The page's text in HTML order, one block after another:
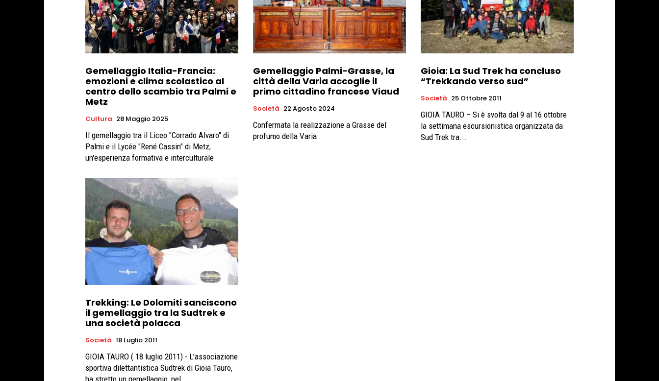
Gemellaggio Italia-Francia:
emozioni e clima scolastico al
centro dello scambio tra Palmi e
Metz
Cultura 28 Maggio 2025
Il gemellaggio tra il Liceo "Corrado Alvaro" di
Palmi e il Lycée "René Cassin" di Metz,
un'esperienza formativa e interculturale
Gemellaggio Palmi-Grasse, la
città della Varia accoglie il
primo cittadino francese Viaud
Società 22 Agosto 2024
Confermata la realizzazione a Grasse del
profumo della Varia
Gioia: La Sud Trek ha concluso
“Trekkando verso sud”
Società 25 Ottobre 2011
GIOIA TAURO – Si è svolta dal 9 al 16 ottobre
la settimana escursionistica organizzata da
Sud Trek tra...
Trekking: Le Dolomiti sanciscono
il gemellaggio tra la Sudtrek e
una società polacca
Società 18 Luglio 2011
GIOIA TAURO ( 18 luglio 2011) - L’associazione
sportiva dilettantistica Sudtrek di Gioia Tauro,